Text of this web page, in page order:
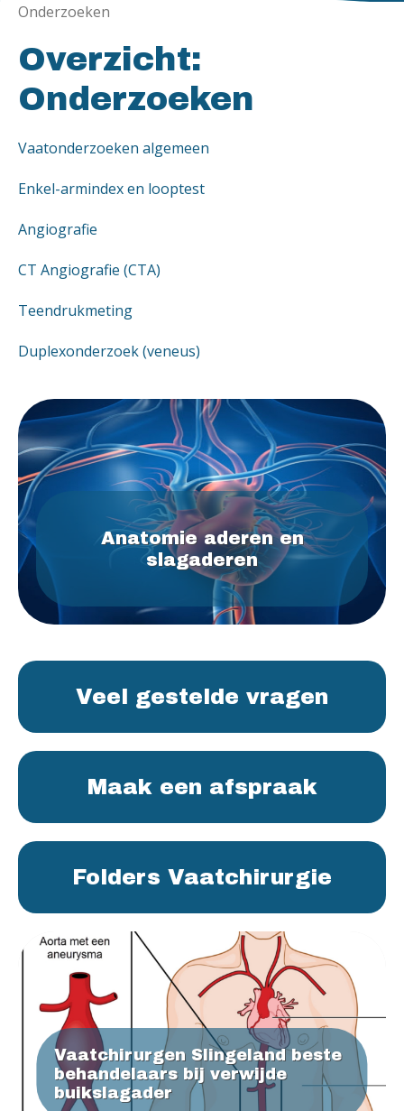
Onderzoeken
Overzicht:
Onderzoeken
Vaatonderzoeken algemeen
Enkel-armindex en looptest
Angiografie
CT Angiografie (CTA)
Teendrukmeting
Duplexonderzoek (veneus)
Anatomie aderen en
slagaderen
Veel gestelde vragen
Maak een afspraak
Folders Vaatchirurgie
Vaatchirurgen Slingeland beste
behandelaars bij verwijde
buikslagader